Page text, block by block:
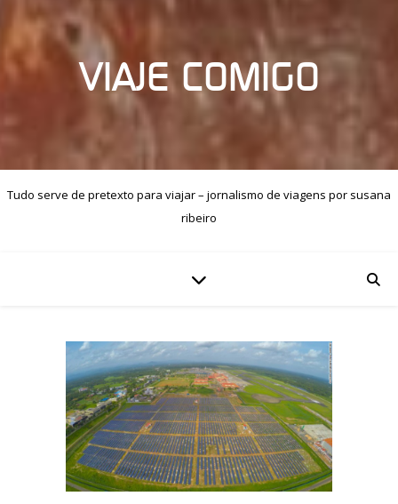
VIAJE COMIGO
Tudo serve de pretexto para viajar – jornalismo de viagens por susana
ribeiro